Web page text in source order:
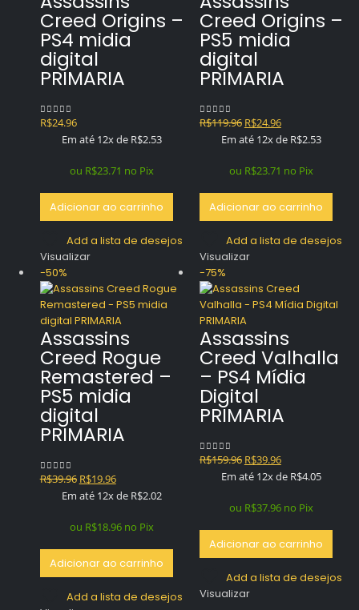
Creed Origins –
PS4 midia
digital
PRIMARIA
0out of 5
R$24.96
Em até 12x de R$2.53
ou R$23.71 no Pix
Adicionar ao carrinho
Add a lista de desejos
Visualizar
Creed Origins –
PS5 midia
digital
PRIMARIA
0out of 5
R$119.96 O
preço
era:
R$24.96O
preço
é:
Em até 12x de R$2.53
ou R$23.71 no Pix
Adicionar ao carrinho
Add a lista de desejos
Visualizar
-50%
Assassins
Creed Rogue
Remastered –
PS5 midia
digital
PRIMARIA
0out of 5
R$39.96 O
preço
era:
R$19.96O
preço
é:
Em até 12x de R$2.02
ou R$18.96 no Pix
Adicionar ao carrinho
Add a lista de desejos
-75%
Assassins
Creed Valhalla
– PS4 Mídia
Digital
PRIMARIA
0out of 5
R$159.96 O
preço
era:
R$39.96O
preço
é:
Em até 12x de R$4.05
ou R$37.96 no Pix
Adicionar ao carrinho
Add a lista de desejos
Visualizar